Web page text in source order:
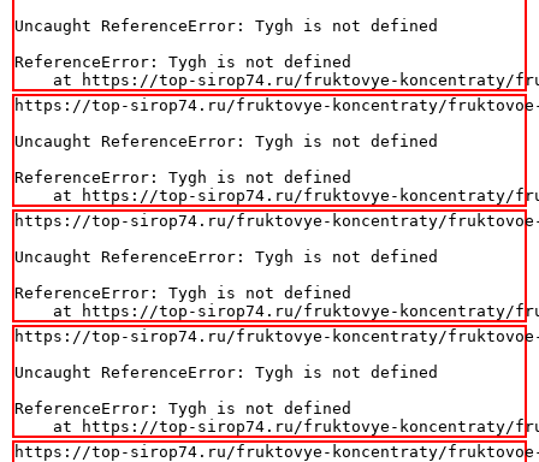
Uncaught ReferenceError: Tygh is not defined
ReferenceError: Tygh is not defined
at https://top-sirop74.ru/fruktovye-koncentraty/
https://top-sirop74.ru/fruktovye-koncentraty/fruktovoe-
Uncaught ReferenceError: Tygh is not defined
ReferenceError: Tygh is not defined
at https://top-sirop74.ru/fruktovye-koncentraty/
https://top-sirop74.ru/fruktovye-koncentraty/fruktovoe-
Uncaught ReferenceError: Tygh is not defined
ReferenceError: Tygh is not defined
at https://top-sirop74.ru/fruktovye-koncentraty/
https://top-sirop74.ru/fruktovye-koncentraty/fruktovoe-
Uncaught ReferenceError: Tygh is not defined
ReferenceError: Tygh is not defined
at https://top-sirop74.ru/fruktovye-koncentraty/
https://top-sirop74.ru/fruktovye-koncentraty/fruktovoe-